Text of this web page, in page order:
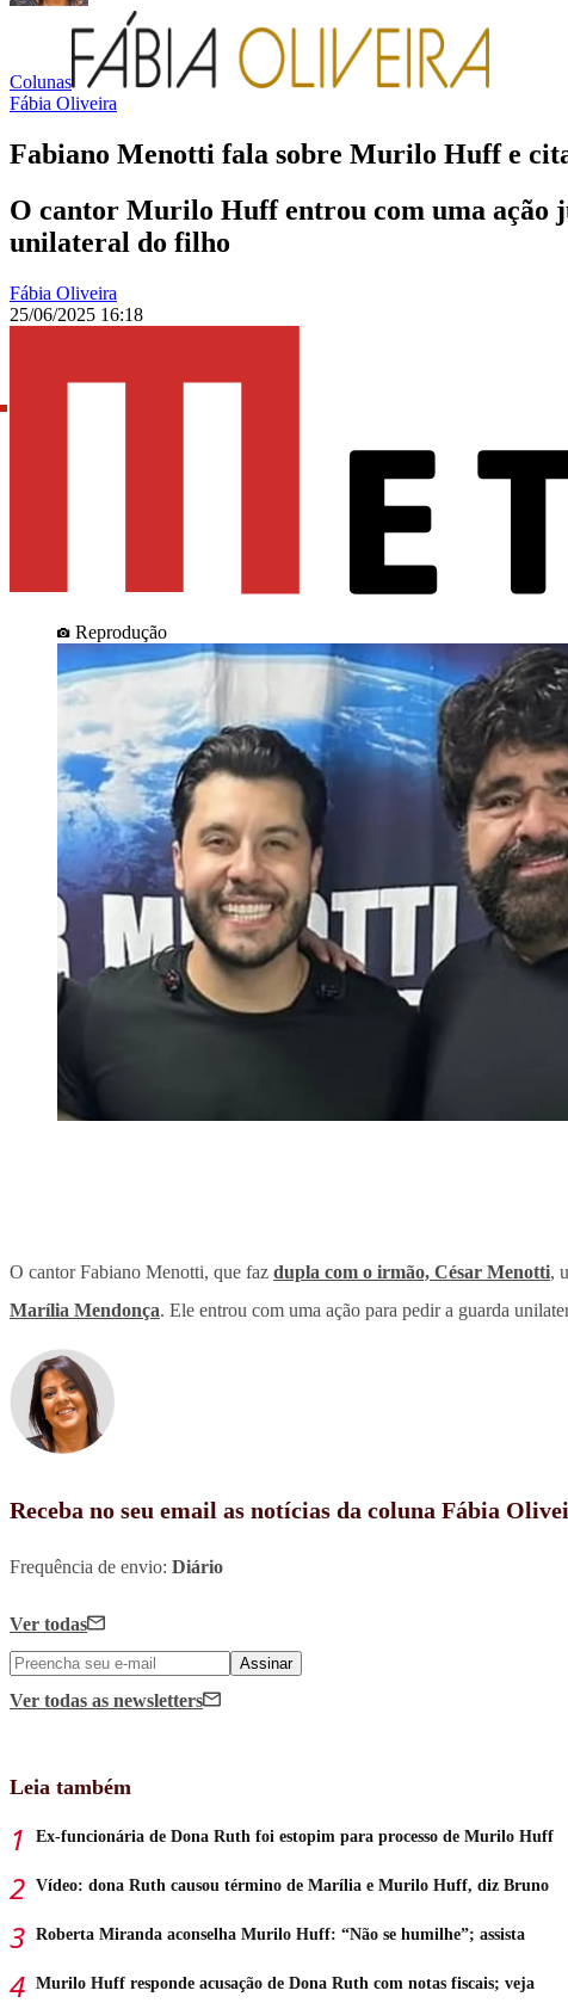
Colunas
Fábia Oliveira
Fabiano Menotti fala sobre Murilo Huff e
O cantor Murilo Huff entrou com uma ação
unilateral do filho
Fábia Oliveira
25/06/2025 16:18
Reprodução
O cantor Fabiano Menotti, que faz dupla com o irmão, César Menotti,
Marília Mendonça. Ele entrou com uma ação para pedir a guarda
Receba no seu email as notícias da coluna Fábia
Frequência de envio: Diário
Ver todas
Assinar
Ver todas as newsletters
Leia também
Ex-funcionária de Dona Ruth foi estopim para processo de Murilo Huff
Vídeo: dona Ruth causou término de Marília e Murilo Huff, diz Bruno
Roberta Miranda aconselha Murilo Huff: “Não se humilhe”; assista
Murilo Huff responde acusação de Dona Ruth com notas fiscais; veja